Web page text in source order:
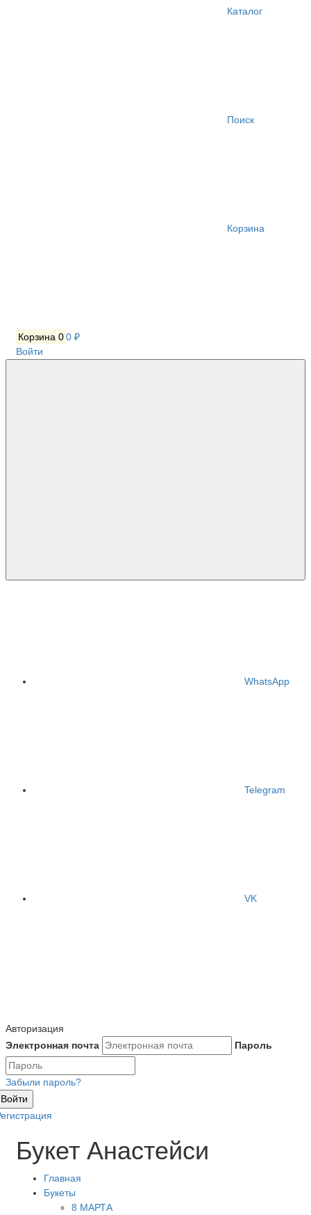
Каталог
Поиск
Корзина
Корзина 00 ₽
Войти
WhatsApp
Telegram
VK
Авторизация
Электронная почта
Пароль
Забыли пароль?
Войти
Букет Анастейси
Главная
Букеты
8 МАРТА